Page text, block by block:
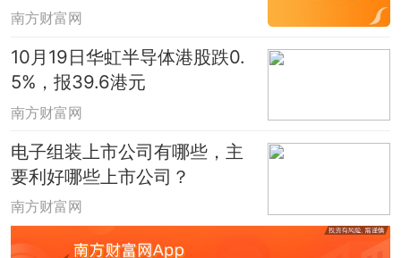
南方财富网
10月19日华虹半导体港股跌0.
5%，报39.6港元
南方财富网
电子组装上市公司有哪些，主
要利好哪些上市公司？
南方财富网